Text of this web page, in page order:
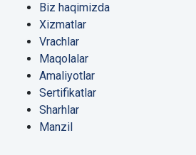
Biz haqimizda
Xizmatlar
Vrachlar
Maqolalar
Amaliyotlar
Sertifikatlar
Sharhlar
Manzil